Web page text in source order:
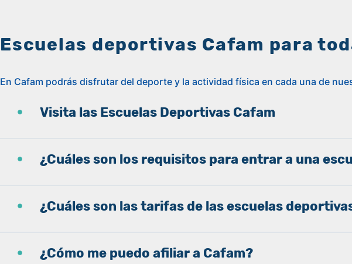
Escuelas deportivas Cafam para
En Cafam podrás disfrutar del deporte y la actividad física en cada una de
Visita las Escuelas Deportivas Cafam
¿Cuáles son los requisitos para entrar a una
¿Cuáles son las tarifas de las escuelas
¿Cómo me puedo afiliar a Cafam?